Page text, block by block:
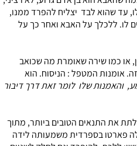
עד שהוא לבד יצליח להפרד ממנו,
לו. ללכלך על האבא ואחר כך על
או כמו שירה שאומרת מה שכואב
אומנות המטפל : הניסוח. הוא
והאמנות שלו לומר זאת דרך דיבור
את התנאים הטובים ביותר, מתוך
פארטו בספרדית משמעותה לידה